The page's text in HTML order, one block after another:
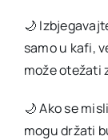
🌙
samo u kafi,
može otežati
🌙 Ako se
mogu držati